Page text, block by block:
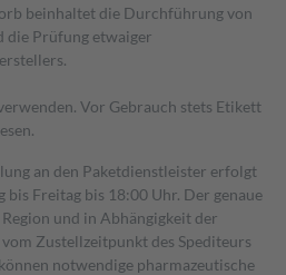
beinhaltet die Durchführung von
die Prüfung etwaiger
Vor Gebrauch stets Etikett
an den Paketdienstleister erfolgt
bis Freitag bis 18:00 Uhr. Der genaue
und in Abhängigkeit der
Zustellzeitpunkt des Spediteurs
notwendige pharmazeutische